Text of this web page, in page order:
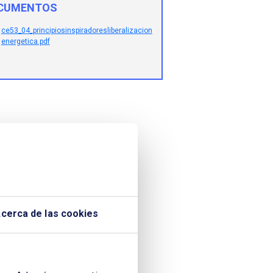
de las cookies
ce53_04_principiosinspiradoresliberalizacion
energetica.pdf